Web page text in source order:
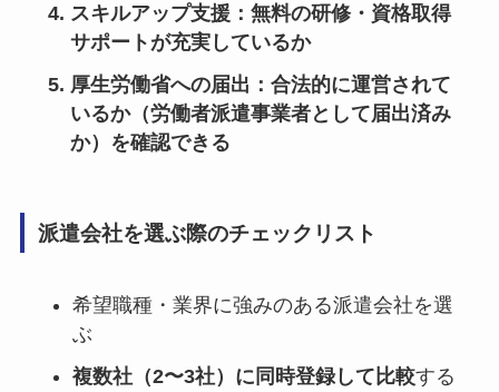
スキルアップ支援 ：無料の研修・資格取得
サポートが充実しているか
厚生労働省への届出 ：合法的に運営されて
いるか（労働者派遣事業者として届出済み
か）を確認できる
派遣会社を選ぶ際のチェックリスト
希望職種・業界に強みのある派遣会社を選
ぶ
複数社（2〜3社）に同時登録して比較する